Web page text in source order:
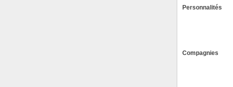
Personnalités
Compagnies